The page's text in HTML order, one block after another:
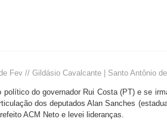
Fev // Gildásio Cavalcante | Santo Antônio
do governador Rui Costa (PT) e se
dos deputados Alan Sanches
ACM Neto e levei lideranças.